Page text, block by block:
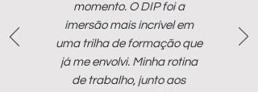
momento. O DIP foi a
imersão mais incrível em
uma trilha de formação que
já me envolvi. Minha rotina
de trabalho, junto aos